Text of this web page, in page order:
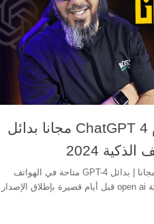
افضل 3 طرق لاستخدام ChatGPT 4 مجانا بدائل
افضل 3 طرق لاستخدام ChatGPT 4 مجانا | بدائل GPT-4 متاحة في الهواتف
الذكية 2023 بدائل GPT-4 أعلنت شركة open ai قبل أيام قصيرة بإطلاق الإصدار